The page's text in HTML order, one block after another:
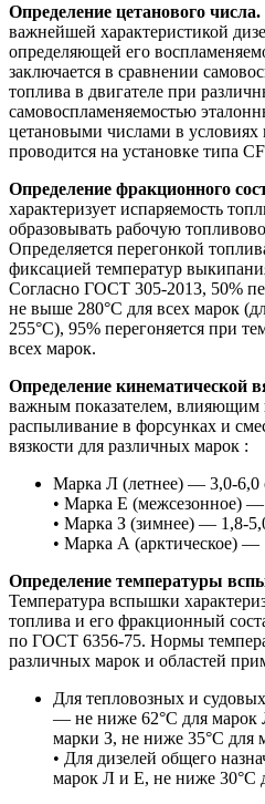
Определение цетанового числа.
важнейшей характеристикой
определяющей его
заключается в сравнении
топлива в двигателе при
самовоспламеняемостью
цетановыми числами в
проводится на установке типа
Определение фракционного
характеризует испаряемость
образовывать рабочую
Определяется перегонкой
фиксацией температур
Согласно ГОСТ 305-2013, 50%
не выше 280°С для всех марок
255°С), 95% перегоняется при
всех марок.
Определение кинематической
важным показателем, влияющим
распыливание в форсунках и
вязкости для различных марок :
Марка Л (летнее) — 3,0-6,0
• Марка Е (межсезонное)
• Марка З (зимнее) — 1,8-
• Марка А (арктическое) —
Определение температуры
Температура вспышки
топлива и его фракционный
по ГОСТ 6356-75. Нормы
различных марок и областей
Для тепловозных и
— не ниже 62°С для марок
марки З, не ниже 35°С для
• Для дизелей общего
марок Л и Е, не ниже 30°С